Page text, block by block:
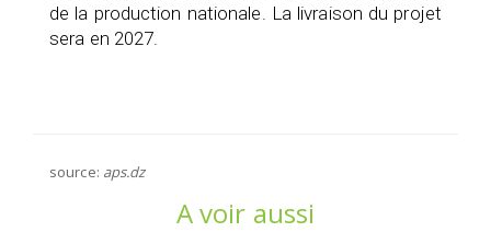
de la production nationale. La livraison du projet
sera en 2027.
source: aps.dz
A voir aussi